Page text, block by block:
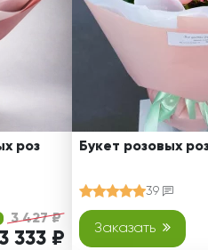
роз
3 427 ₽
333 ₽
Букет розовых
39
Заказать